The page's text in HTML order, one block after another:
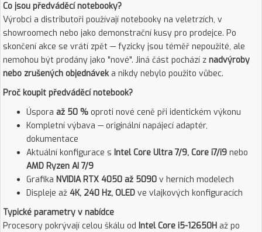
Co jsou předváděcí notebooky?
Výrobci a distributoři používají notebooky na veletrzích, v
showroomech nebo jako demonstrační kusy pro prodejce. Po
skončení akce se vrátí zpět — fyzicky jsou téměř nepoužité, ale
nemohou být prodány jako "nové". Jiná část pochází z nadvýroby
nebo zrušených objednáveka nikdy nebylo použito vůbec.
Proč koupit předváděcí notebook?
Úspora až 50 % oproti nové ceně při identickém výkonu
Kompletní výbava — originální napájecí adaptér,
dokumentace
Aktuální konfigurace s Intel Core Ultra 7/9, Core i7/i9 nebo
AMD Ryzen AI 7/9
Grafika NVIDIA RTX 4050 až 5090 v herních modelech
Displeje až 4K, 240 Hz, OLED ve vlajkových konfiguracích
Typické parametry v nabídce
Procesory pokrývají celou škálu od Intel Core i5-12650H až po